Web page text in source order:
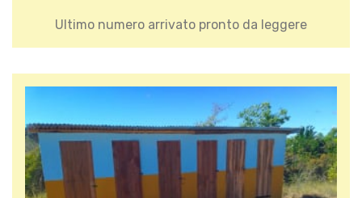
Ultimo numero arrivato pronto da leggere